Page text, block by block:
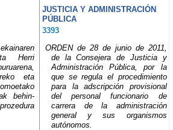
JUSTICIA Y ADMINISTRACIÓN
PÚBLICA
3393
Herri
eta
behin-
ORDEN de 28 de junio de 2011,
de la Consejera de Justicia y
Administración Pública, por la
que se regula el procedimiento
para la adscripción provisional
del personal funcionario de
carrera de la administración
general y sus organismos
autónomos.